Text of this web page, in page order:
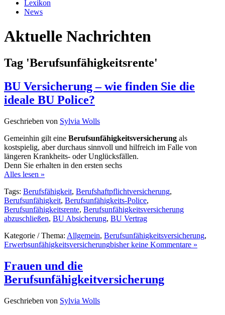
Lexikon
News
Aktuelle Nachrichten
Tag 'Berufsunfähigkeitsrente'
BU Versicherung – wie finden Sie die
ideale BU Police?
Geschrieben von Sylvia Wolls
Gemeinhin gilt eine Berufsunfähigkeitsversicherung als
kostspielig, aber durchaus sinnvoll und hilfreich im Falle von
längeren Krankheits- oder Unglücksfällen.
Denn Sie erhalten in den ersten sechs
Alles lesen »
Tags: Berufsfähigkeit, Berufshaftpflichtversicherung,
Berufsunfähigkeit, Berufsunfähigkeits-Police,
Berufsunfähigkeitsrente, Berufsunfähigkeitsversicherung
abzuschließen, BU Absicherung, BU Vertrag
Kategorie / Thema: Allgemein, Berufsunfähigkeitsversicherung,
Erwerbsunfähigkeitsversicherungbisher keine Kommentare »
Frauen und die
Berufsunfähigkeitversicherung
Geschrieben von Sylvia Wolls